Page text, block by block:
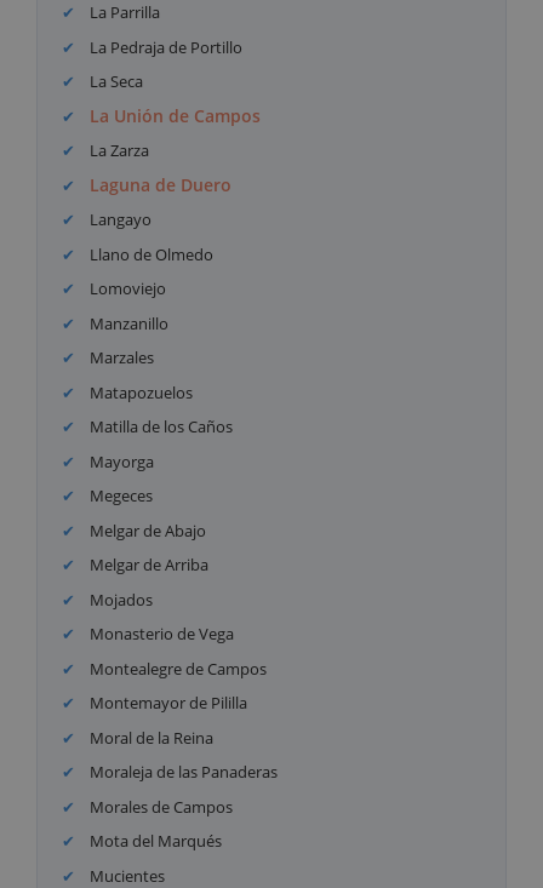
La Parrilla
La Pedraja de Portillo
La Seca
La Unión de Campos
La Zarza
Laguna de Duero
Langayo
Llano de Olmedo
Lomoviejo
Manzanillo
Marzales
Matapozuelos
Matilla de los Caños
Mayorga
Megeces
Melgar de Abajo
Melgar de Arriba
Mojados
Monasterio de Vega
Montealegre de Campos
Montemayor de Pililla
Moral de la Reina
Moraleja de las Panaderas
Morales de Campos
Mota del Marqués
Mucientes